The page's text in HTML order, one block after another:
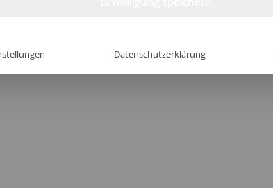
Datenschutzerklärung